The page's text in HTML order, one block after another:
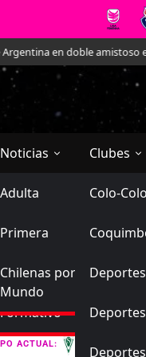
en doble amistoso en el
Noticias
Selección Chilena
Adulta
Sub-20
Sub-17
Futbol Nacional
Primera
Ascenso
Formativo
Futbol Internacional
Chilenas por el
Mundo
Clubes
Primera
Colo-Colo
Ascenso
ACTUAL: Santiago